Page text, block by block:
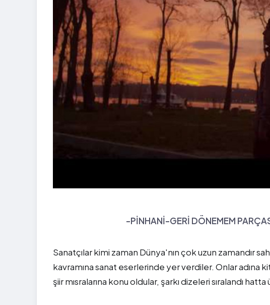
-PİNHANİ-GERİ DÖNEMEM
Sanatçılar kimi zaman Dünya'nın çok uzun
kavramına sanat eserlerinde yer verdiler. Onlar adına
şiir mısralarına konu oldular, şarkı dizeleri sıralandı